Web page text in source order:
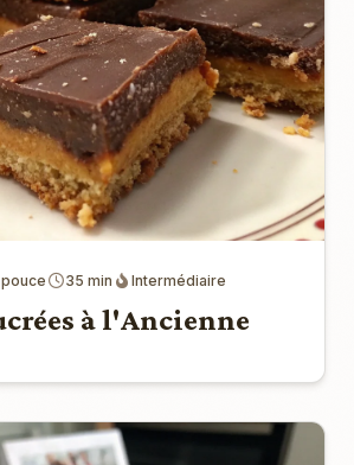
35 min Intermédiaire
à l'Ancienne